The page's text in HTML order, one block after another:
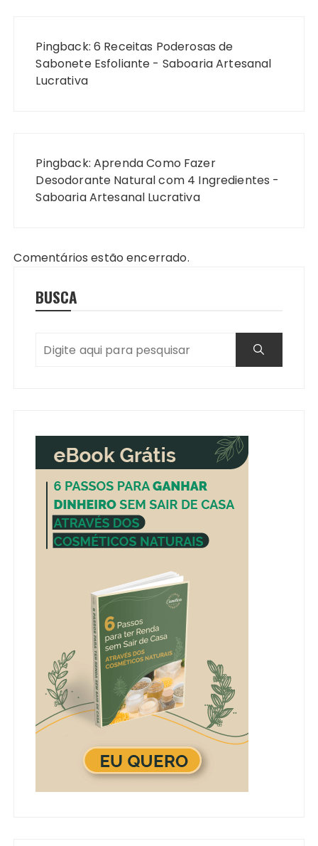
Pingback: 6 Receitas Poderosas de
Sabonete Esfoliante - Saboaria Artesanal
Lucrativa
Pingback: Aprenda Como Fazer
Desodorante Natural com 4 Ingredientes -
Saboaria Artesanal Lucrativa
Comentários estão encerrado.
BUSCA